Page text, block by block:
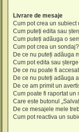
Livrare de mesaje
Cum pot crea un
Cum puteți edita sau
Cum puteți adăuga o
Cum pot crea un sondaj?
De ce nu puteți adăuga
Cum pot edita sau
De ce nu poate fi
De ce nu puteți adăuga
De ce am primit un
Cum poate fi raportat un
Care este butonul
De ce mesajele mele
Cum pot reactiva un